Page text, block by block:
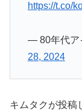
https://t.co/
— 80年代ア
28, 2024
キムタクが投稿